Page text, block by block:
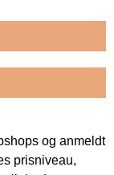
og anmeldt
prisniveau,